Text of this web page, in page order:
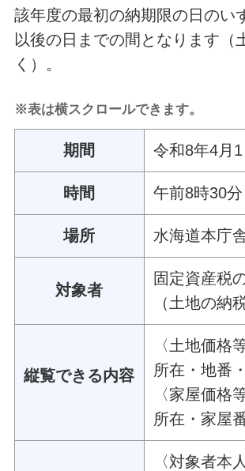
該年度の最初の納期限の日のい
以後の日までの間となります（
く）。
※表は横スクロールできます。
期間 令和8年4月
時間 午前8時30
場所 水海道本庁
対象者
固定資産税
（土地の
縦覧できる内容
〈土地価格
所在・地番
〈家屋価格
所在・家屋
〈対象者本